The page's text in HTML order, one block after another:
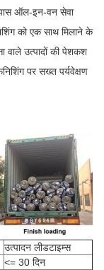
ऑल-इन-वन सेवा
को एक साथ मिलाने के
वाले उत्पादों की पेशकश
पर सख्त पर्यवेक्षण
उत्पादन लीडटाइम्स
<= 30 दिन